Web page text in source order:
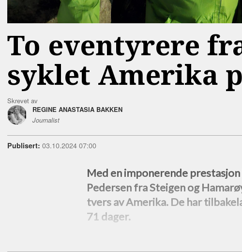
To eventyrere
syklet Amerika
Skrevet av
REGINE ANASTASIA BAKKEN
Journalist
Publisert: 03.10.2024 07:00
Med en imponerende
Pedersen fra Steigen og
tvers av Amerika. De har
71 dager.